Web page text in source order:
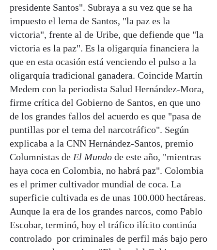
presidente Santos". Subraya a su vez que se ha
impuesto el lema de Santos, "la paz es la
victoria", frente al de Uribe, que defiende que "la
victoria es la paz". Es la oligarquía financiera la
que en esta ocasión está venciendo el pulso a la
oligarquía tradicional ganadera. Coincide Martín
Medem con la periodista Salud Hernández-Mora,
firme crítica del Gobierno de Santos, en que uno
de los grandes fallos del acuerdo es que "pasa de
puntillas por el tema del narcotráfico". Según
explicaba a la CNN Hernández-Santos, premio
Columnistas de El Mundo de este año, "mientras
haya coca en Colombia, no habrá paz". Colombia
es el primer cultivador mundial de coca. La
superficie cultivada es de unas 100.000 hectáreas.
Aunque la era de los grandes narcos, como Pablo
Escobar, terminó, hoy el tráfico ilícito continúa
controlado por criminales de perfil más bajo pero